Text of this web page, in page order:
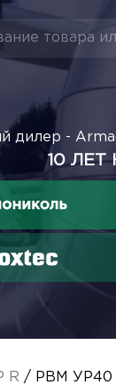
-
10
R / РВМ УР40